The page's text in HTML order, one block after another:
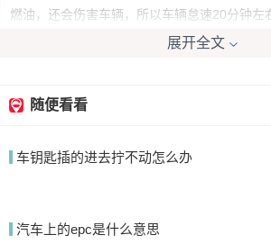
燃油，还会伤害车辆，所以车辆怠速20分钟左
lixiaochuang
一般都是1-3个小时，因为汽车启动后他会一直
瓶经常没电说明电瓶有问题。汽车经常短途驾
电池长期处于充电不足的状态，缩短使用寿命
展开全文
随便看看
车钥匙插的进去拧不动怎么办
汽车上的epc是什么意思